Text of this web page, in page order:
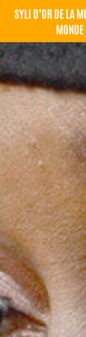
SYLI D’OR DE LA
MONDE